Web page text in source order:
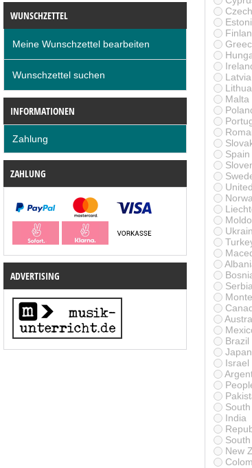
Latvia
Malta
Spain
Serbia
Brazil
Japan
Israel
India
New
WUNSCHZETTEL
Meine Wunschzettel bearbeiten
Wunschzettel suchen
INFORMATIONEN
Zahlung
ZAHLUNG
ADVERTISING